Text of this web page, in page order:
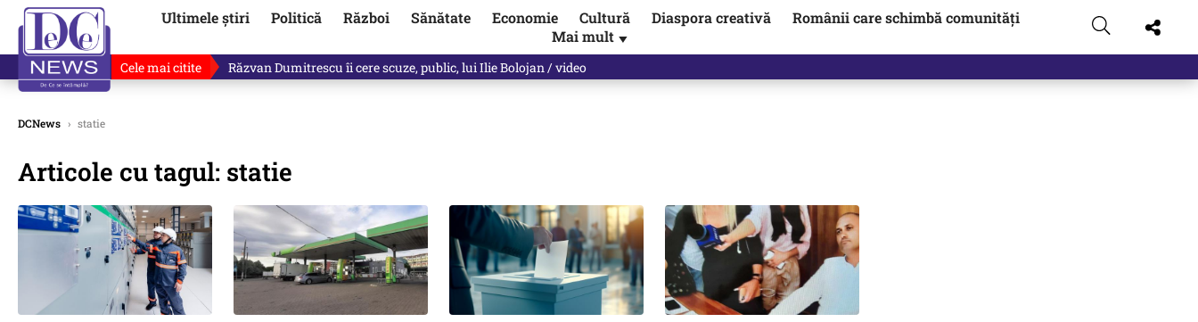
Ultimele știri Politică Război Sănătate Economie Cultură Diaspora creativă
Românii care schimbă comunități
Mai mult ▼
Cele mai citite Răzvan Dumitrescu îi cere scuze, public, lui Ilie Bolojan / video
DCNews › statie
Articole cu tagul: statie